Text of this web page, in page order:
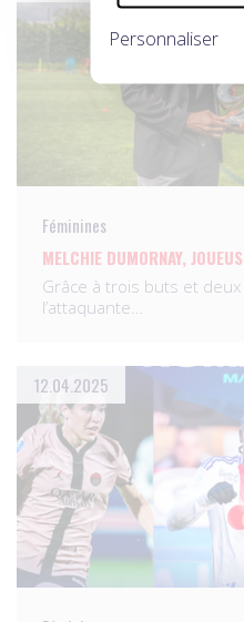
Personnaliser
Féminines
MELCHIE DUMORNAY,
Grâce à trois buts et deux
l’attaquante…
12.04.2025